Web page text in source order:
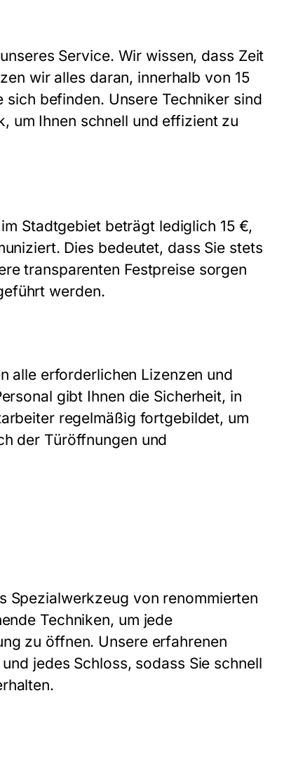
Service. Wir wissen, dass Zeit
wir alles daran, innerhalb von 15
befinden. Unsere Techniker sind
um Ihnen schnell und effizient zu
Stadtgebiet beträgt lediglich 15 €,
Dies bedeutet, dass Sie stets
transparenten Festpreise sorgen
werden.
alle erforderlichen Lizenzen und
gibt Ihnen die Sicherheit, in
regelmäßig fortgebildet, um
der Türöffnungen und
Spezialwerkzeug von renommierten
Techniken, um jede
zu öffnen. Unsere erfahrenen
jedes Schloss, sodass Sie schnell